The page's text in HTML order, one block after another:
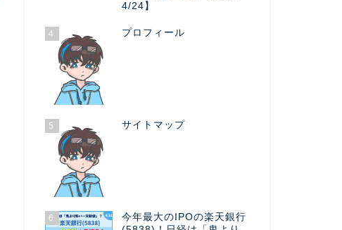
4/24】
4 プロフィール
5 サイトマップ
6
今年最大のIPOの楽天銀行